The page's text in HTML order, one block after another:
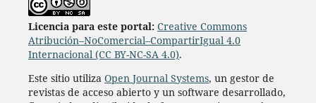
Licencia para este portal: Creative Commons
Atribución–NoComercial–CompartirIgual 4.0
Internacional (CC BY-NC-SA 4.0).
Este sitio utiliza Open Journal Systems, un gestor de
revistas de acceso abierto y un software desarrollado,